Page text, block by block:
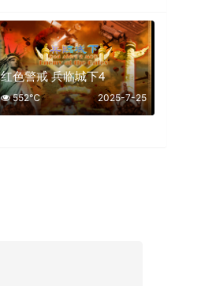
红色警戒 兵临城下4
2025-7-25
552℃